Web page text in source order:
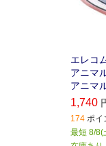
エレコ
アニマ
アニマ
1,740
174 ポイ
最短 8/8(